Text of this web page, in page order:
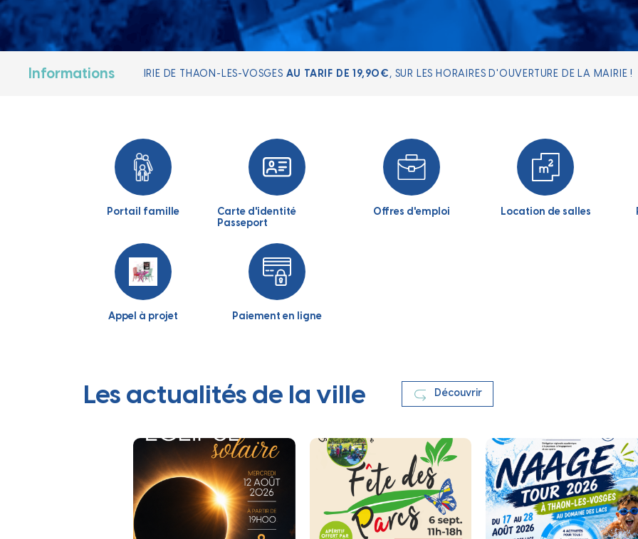
Informations
DE 19,90€, SUR LES HORAIRES D'OUVERTURE DE LA MAIRIE ! LA BD DE LA VILLE EST EN VENTE À L'ACCUEIL DE LA MAIRIE
Portail famille
Carte d'identité
Passeport
Offres d'emploi Location de salles
Appel à projet Paiement en ligne
Les actualités de la ville Découvrir